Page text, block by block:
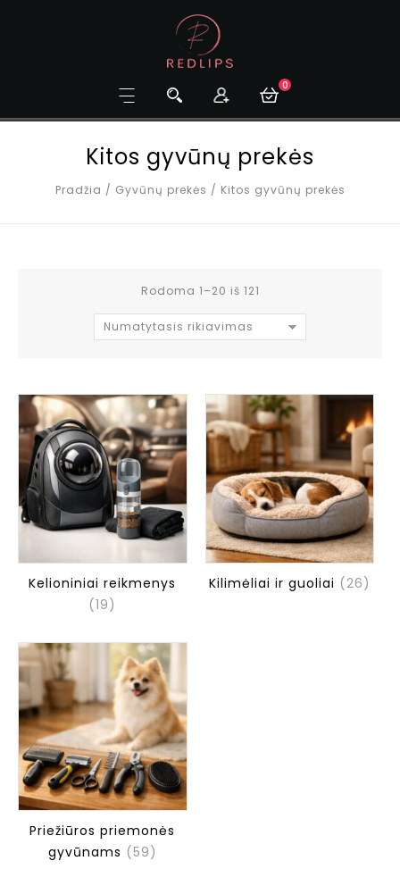
0
Kitos gyvūnų prekės
Pradžia / Gyvūnų prekės / Kitos gyvūnų prekės
Rodoma 1–20 iš 121
Numatytasis rikiavimas
Kelioniniai reikmenys
(19)
Kilimėliai ir guoliai (26)
Priežiūros priemonės
gyvūnams (59)